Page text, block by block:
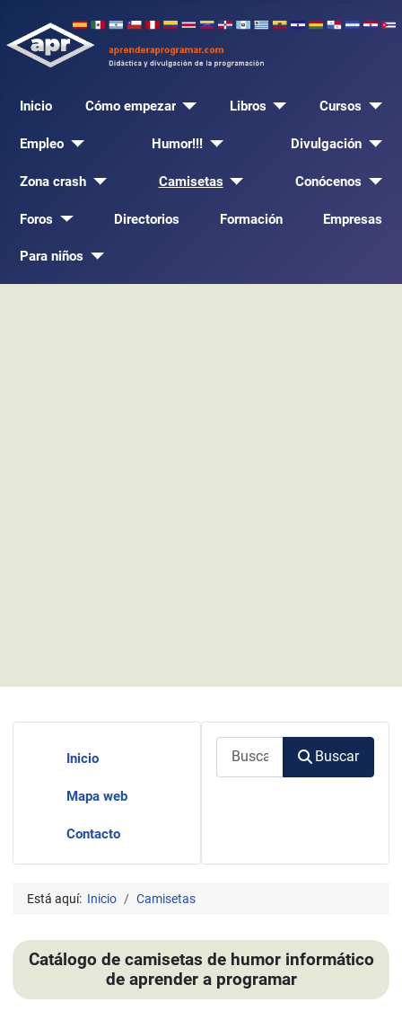
Inicio Cómo empezar Libros Cursos
Empleo Humor!!! Divulgación
Zona crash Camisetas Conócenos
Foros Directorios Formación Empresas
Para niños
Inicio
Mapa web
Contacto
Buscar
Está aquí: Inicio Camisetas
Catálogo de camisetas de humor informático
de aprender a programar